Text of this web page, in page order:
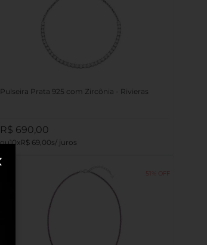
Pulseira Prata 925 com Zircônia - Rivieras
R$ 690,00
10 R$ 69, 00
51%